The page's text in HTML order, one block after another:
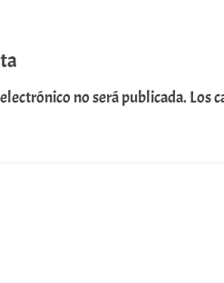
no será publicada. Los